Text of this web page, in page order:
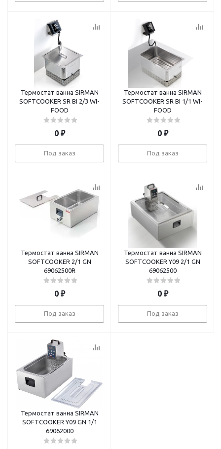
Термостат ванна SIRMAN
SOFTCOOKER SR BI 2/3 WI-
FOOD
0₽
Под заказ
Термостат ванна SIRMAN
SOFTCOOKER SR BI 1/1 WI-
FOOD
0₽
Под заказ
Термостат ванна SIRMAN
SOFTCOOKER 2/1 GN
69062500R
0₽
Под заказ
Термостат ванна SIRMAN
SOFTCOOKER Y09 2/1 GN
69062500
0₽
Под заказ
Термостат ванна SIRMAN
SOFTCOOKER Y09 GN 1/1
69062000